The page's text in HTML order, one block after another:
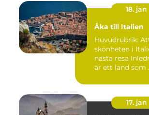
18. jan
Åka till Italien
Huvudrubrik:
skönheten i
nästa resa Inledning: Italien
är ett land som
17. jan